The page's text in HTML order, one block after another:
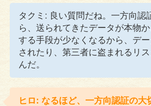
タクミ: 良い質問だね。一方向認
ら、送られてきたデータが本物
する手段が少なくなるから、デ
されたり、第三者に盗まれるリ
んだ。
ヒロ: なるほど、一方向認証の大